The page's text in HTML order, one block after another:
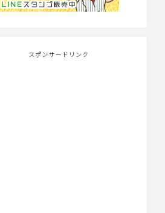
スポンサードリンク